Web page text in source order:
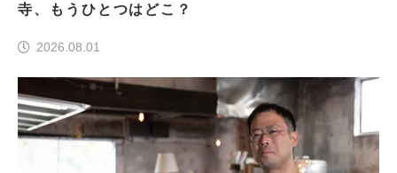
寺、もうひとつはどこ？
2026.08.01